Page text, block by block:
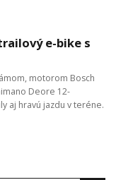
e-bike s
motorom Bosch
Deore 12-
aj hravú jazdu v teréne.